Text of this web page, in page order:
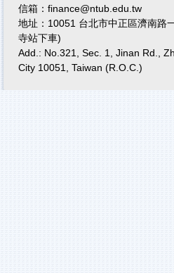
信箱：finance@ntub.edu.tw
地址：10051 台北市中正區濟南路
寺站下車)
Add.: No.321, Sec. 1, Jinan Rd.,
City 10051, Taiwan (R.O.C.)